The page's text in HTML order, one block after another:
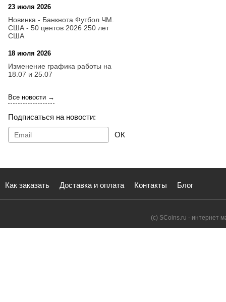
23 июля 2026
Новинка - Банкнота Футбол ЧМ.
США - 50 центов 2026 250 лет
США
18 июля 2026
Изменение графика работы на
18.07 и 25.07
Все новости →
Подписаться на новости:
ОК
Как заказать Доставка и оплата Контакты Блог
(с) SCoins.ru - интернет